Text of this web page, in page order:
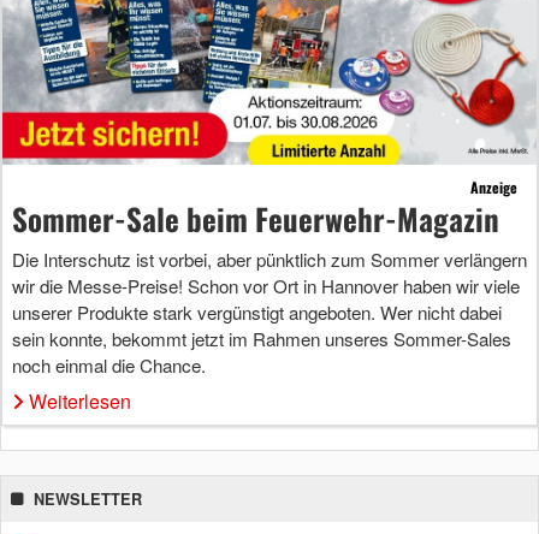
Anzeige
Sommer-Sale beim Feuerwehr-Magazin
Die Interschutz ist vorbei, aber pünktlich zum Sommer verlängern
wir die Messe-Preise! Schon vor Ort in Hannover haben wir viele
unserer Produkte stark vergünstigt angeboten. Wer nicht dabei
sein konnte, bekommt jetzt im Rahmen unseres Sommer-Sales
noch einmal die Chance.
Weiterlesen
NEWSLETTER